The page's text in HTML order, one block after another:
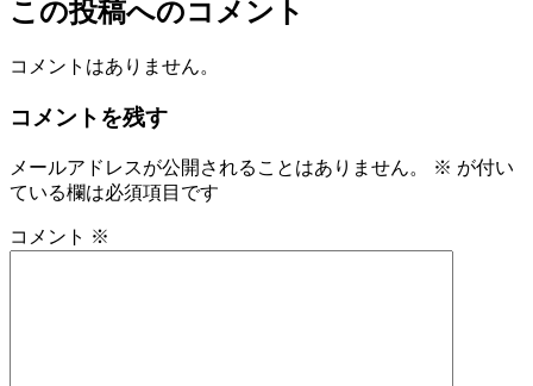
この投稿へのコメント
コメントはありません。
コメントを残す
メールアドレスが公開されることはありません。 ※ が付い
ている欄は必須項目です
コメント ※